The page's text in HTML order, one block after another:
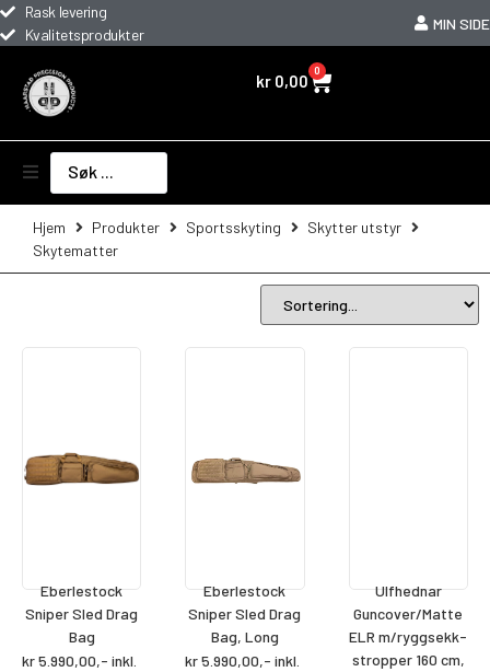
Rask levering
Kvalitetsprodukter
MIN SIDE
kr 0,00
0
Optikk og montasjer
Sportsskyting
Jaktutstyr
Hjem Produkter Sportsskyting
Skytter utstyr
Skytematter
Eberlestock
Sniper Sled Drag
Bag
kr5.990,00,- inkl.
Eberlestock
Sniper Sled Drag
Bag, Long
kr5.990,00,- inkl.
Ulfhednar
Guncover/Matte
ELR m/ryggsekk-
stropper 160 cm,